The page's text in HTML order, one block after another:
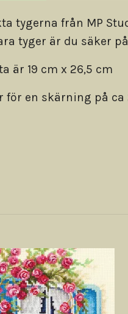
tygerna från MP
tyger är du säker
är 19 cm x 26,5 cm
för en skärning på ca